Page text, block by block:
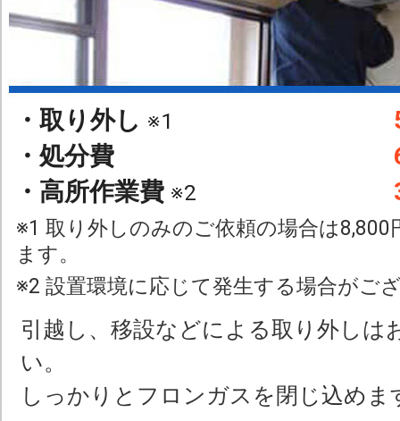
・取り外し ※1
・処分費
・高所作業費 ※2
※1 取り外しのみのご依頼の場合は8,800
ます。
※2 設置環境に応じて発生する場合がご
引越し、移設などによる取り外しは
い。
しっかりとフロンガスを閉じ込めま